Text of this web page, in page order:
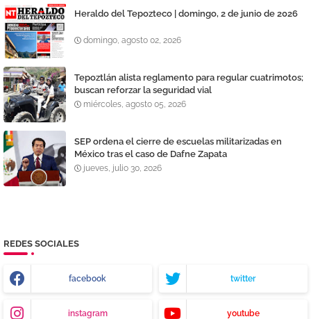
Heraldo del Tepozteco | domingo, 2 de junio de 2026
domingo, agosto 02, 2026
Tepoztlán alista reglamento para regular cuatrimotos;
buscan reforzar la seguridad vial
miércoles, agosto 05, 2026
SEP ordena el cierre de escuelas militarizadas en
México tras el caso de Dafne Zapata
jueves, julio 30, 2026
REDES SOCIALES
facebook twitter
instagram youtube